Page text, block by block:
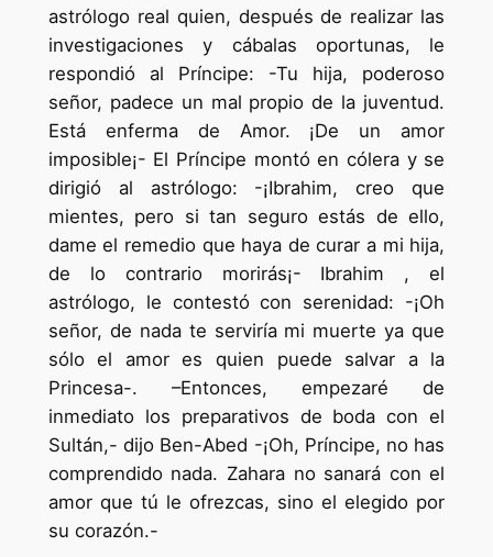
astrólogo real quien, después de realizar las
investigaciones y cábalas oportunas, le
respondió al Príncipe: -Tu hija, poderoso
señor, padece un mal propio de la juventud.
Está enferma de Amor. ¡De un amor
imposible¡- El Príncipe montó en cólera y se
dirigió al astrólogo: -¡Ibrahim, creo que
mientes, pero si tan seguro estás de ello,
dame el remedio que haya de curar a mi hija,
de lo contrario morirás¡- Ibrahim , el
astrólogo, le contestó con serenidad: -¡Oh
señor, de nada te serviría mi muerte ya que
sólo el amor es quien puede salvar a la
Princesa-. –Entonces, empezaré de
inmediato los preparativos de boda con el
Sultán,- dijo Ben-Abed -¡Oh, Príncipe, no has
comprendido nada. Zahara no sanará con el
amor que tú le ofrezcas, sino el elegido por
su corazón.-